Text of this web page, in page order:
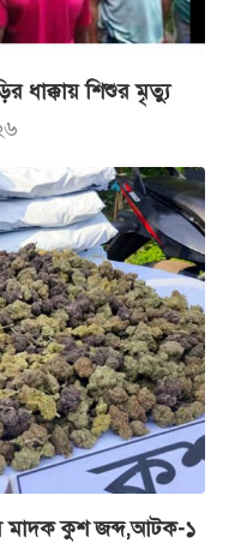
ধাক্কায় শিশুর মৃত্যু
মাদক কুশ জব্দ,আটক-১